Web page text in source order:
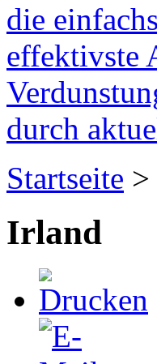
die
effektivste
durch
Startseite >
Irland